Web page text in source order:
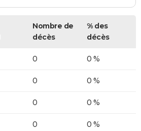
Nombre de
décès
% des
décès
0 0 %
0 0 %
0 0 %
0 0 %